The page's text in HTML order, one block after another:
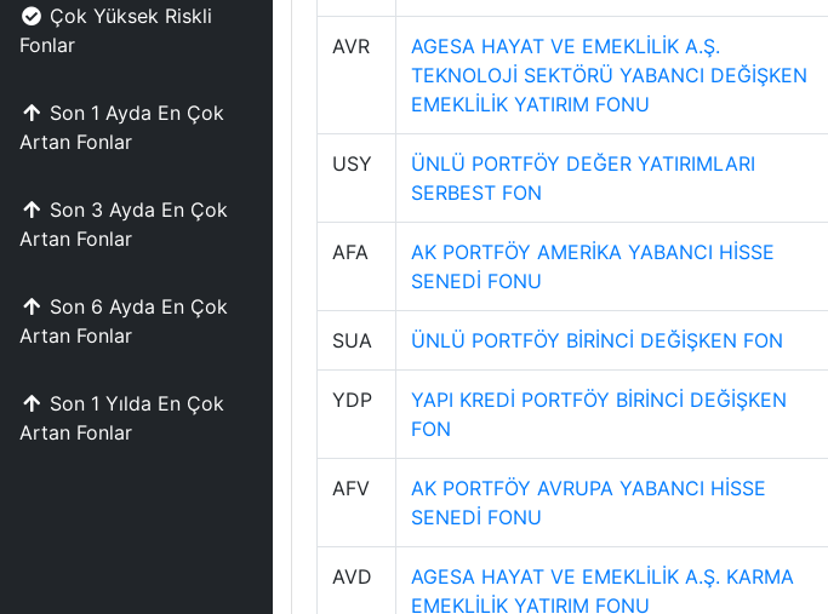
Çok Yüksek Riskli
Fonlar
Son 1 Ayda En Çok
Artan Fonlar
Son 3 Ayda En Çok
Artan Fonlar
Son 6 Ayda En Çok
Artan Fonlar
Son 1 Yılda En Çok
Artan Fonlar
AVR
AGESA HAYAT VE EMEKLİLİK A.Ş.
TEKNOLOJİ SEKTÖRÜ YABANCI DEĞİŞKEN
EMEKLİLİK YATIRIM FONU
USY
ÜNLÜ PORTFÖY DEĞER YATIRIMLARI
SERBEST FON
AFA
AK PORTFÖY AMERİKA YABANCI HİSSE
SENEDİ FONU
SUA ÜNLÜ PORTFÖY BİRİNCİ DEĞİŞKEN FON
YDP
YAPI KREDİ PORTFÖY BİRİNCİ DEĞİŞKEN
FON
AFV
AK PORTFÖY AVRUPA YABANCI HİSSE
SENEDİ FONU
AVD
AGESA HAYAT VE EMEKLİLİK A.Ş. KARMA
EMEKLİLİK YATIRIM FONU